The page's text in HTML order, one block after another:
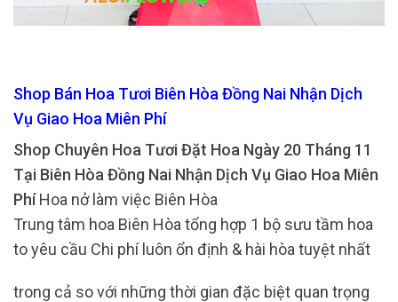
Shop Bán Hoa Tươi Biên Hòa Đồng Nai Nhận Dịch
Vụ Giao Hoa Miên Phí
Shop Chuyên Hoa Tươi Đặt Hoa Ngày 20 Tháng 11
Tại Biên Hòa Đồng Nai Nhận Dịch Vụ Giao Hoa Miên
PhíHoa nở làm việc Biên Hòa
Trung tâm hoa Biên Hòa tổng hợp 1 bộ sưu tầm hoa
to yêu cầu Chi phí luôn ổn định & hài hòa tuyệt nhất
trong cả so với những thời gian đặc biệt quan trọng